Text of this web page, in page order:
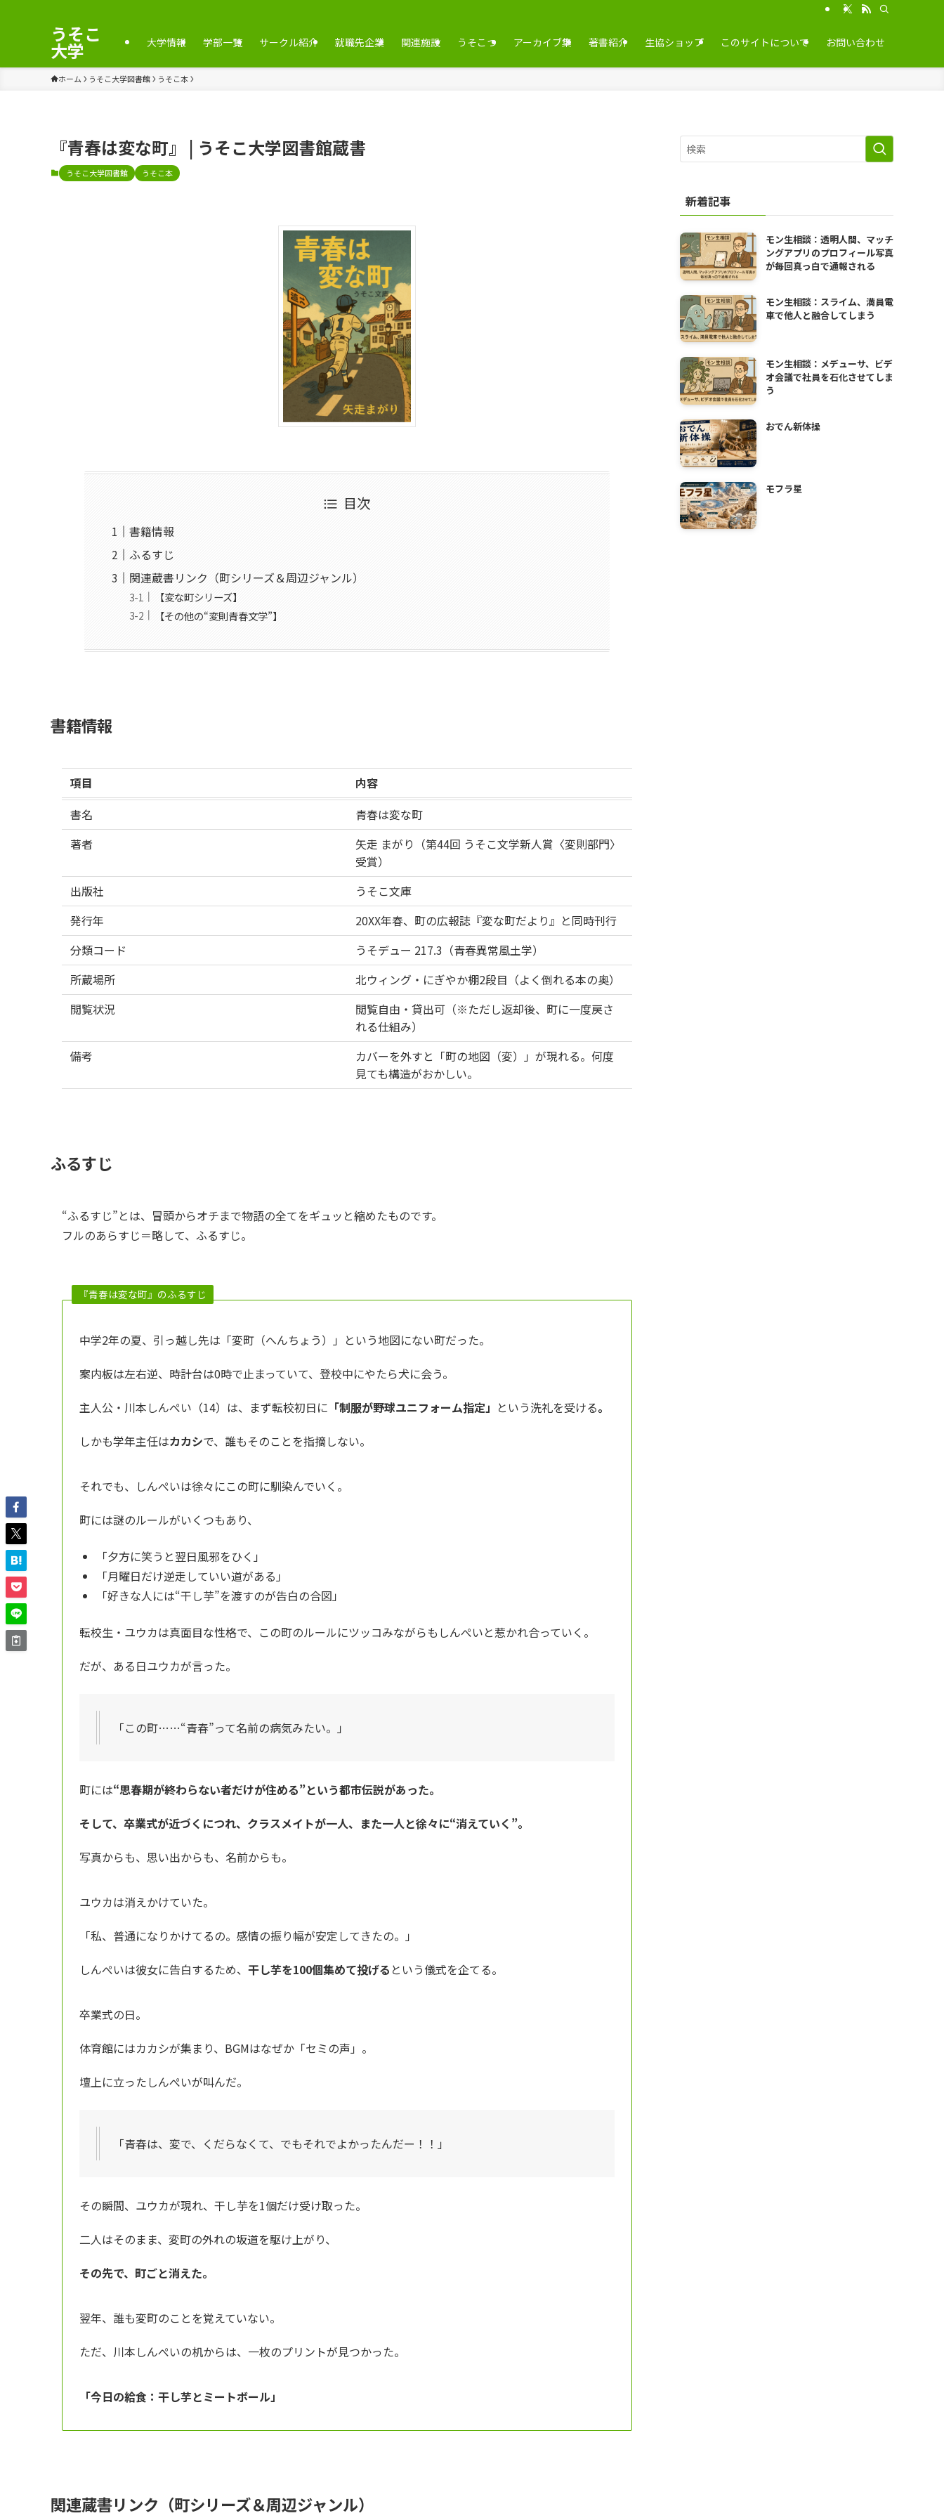
うそこ
大学 大学情報 学部一覧 サークル紹介 就職先企業 関連施設 うそこつ アーカイブ集 著書紹介 生協ショップ このサイトについて お問い合わせ
ホーム うそこ大学図書館 うそこ本
『青春は変な町』 | うそこ大学図書館蔵書
うそこ大学図書館 うそこ本
目次
書籍情報
ふるすじ
関連蔵書リンク（町シリーズ＆周辺ジャンル）
【変な町シリーズ】
【その他の“変則青春文学”】
書籍情報
項目
内容
書名
青春は変な町
著者
矢走 まがり（第44回 うそこ文学新人賞〈変則部門〉
受賞）
出版社
うそこ文庫
発行年
20XX年春、町の広報誌『変な町だより』と同時刊行
分類コード
うそデュー 217.3（青春異常風土学）
所蔵場所
北ウィング・にぎやか棚2段目（よく倒れる本の奥）
閲覧状況
閲覧自由・貸出可（※ただし返却後、町に一度戻さ
れる仕組み）
備考
カバーを外すと「町の地図（変）」が現れる。何度
見ても構造がおかしい。
ふるすじ
“ふるすじ”とは、冒頭からオチまで物語の全てをギュッと縮めたものです。
フルのあらすじ＝略して、ふるすじ。
『青春は変な町』のふるすじ
中学2年の夏、引っ越し先は「変町（へんちょう）」という地図にない町だった。
案内板は左右逆、時計台は0時で止まっていて、登校中にやたら犬に会う。
主人公・川本しんぺい（14）は、まず転校初日に 「制服が野球ユニフォーム指定」 という洗礼を受ける。
しかも学年主任はカカシで、誰もそのことを指摘しない。
それでも、しんぺいは徐々にこの町に馴染んでいく。
町には謎のルールがいくつもあり、
「夕方に笑うと翌日風邪をひく」
「月曜日だけ逆走していい道がある」
「好きな人には“干し芋”を渡すのが告白の合図」
転校生・ユウカは真面目な性格で、この町のルールにツッコみながらもしんぺいと惹かれ合っていく。
だが、ある日ユウカが言った。
「この町……“青春”って名前の病気みたい。」
町には“思春期が終わらない者だけが住める”という都市伝説があった。
そして、卒業式が近づくにつれ、クラスメイトが一人、また一人と徐々に“消えていく”。
写真からも、思い出からも、名前からも。
ユウカは消えかけていた。
「私、普通になりかけてるの。感情の振り幅が安定してきたの。」
しんぺいは彼女に告白するため、 干し芋を100個集めて投げる という儀式を企てる。
卒業式の日。
体育館にはカカシが集まり、BGMはなぜか「セミの声」。
壇上に立ったしんぺいが叫んだ。
「青春は、変で、くだらなくて、でもそれでよかったんだー！！」
その瞬間、ユウカが現れ、干し芋を1個だけ受け取った。
二人はそのまま、変町の外れの坂道を駆け上がり、
その先で、町ごと消えた。
翌年、誰も変町のことを覚えていない。
ただ、川本しんぺいの机からは、一枚のプリントが見つかった。
「今日の給食：干し芋とミートボール」
関連蔵書リンク（町シリーズ＆周辺ジャンル）
新着記事
モン生相談：透明人間、マッチ
ングアプリのプロフィール写真
が毎回真っ白で通報される
モン生相談：スライム、満員電
車で他人と融合してしまう
モン生相談：メデューサ、ビデ
オ会議で社員を石化させてしま
う
おでん新体操
モフラ星